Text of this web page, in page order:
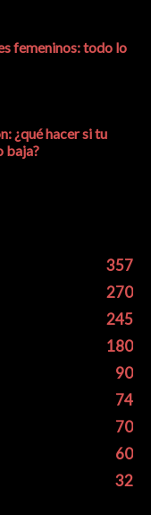
femeninos: todo lo
¿qué hacer si tu
baja?
357
270
245
180
90
74
70
60
32